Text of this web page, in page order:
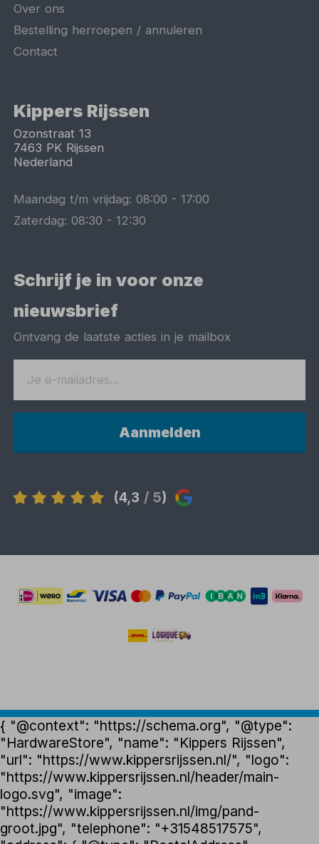
Over ons
Bestelling herroepen / annuleren
Contact
Kippers Rijssen
Ozonstraat 13
7463 PK Rijssen
Nederland
Maandag t/m vrijdag:08:00 -17:00
Zaterdag:08:30 -12:30
Schrijf je in voor onze
nieuwsbrief
Ontvang de laatste acties in je mailbox
Aanmelden
(4,3 / 5)
{ "@context": "https://schema.org", "@type":
"HardwareStore", "name": "Kippers Rijssen",
"url": "https://www.kippersrijssen.nl/", "logo":
"https://www.kippersrijssen.nl/header/main-
logo.svg", "image":
"https://www.kippersrijssen.nl/img/pand-
groot.jpg", "telephone": "+31548517575",